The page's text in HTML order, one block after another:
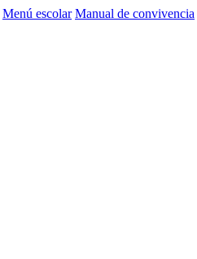
Menú escolar Manual de convivencia